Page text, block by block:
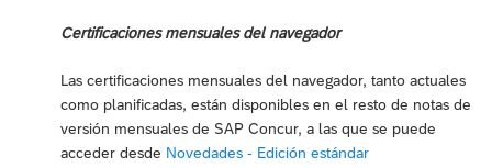
Certificaciones mensuales del navegador
Las certificaciones mensuales del navegador, tanto actuales
como planificadas, están disponibles en el resto de notas de
versión mensuales de SAP Concur, a las que se puede
acceder desde Novedades - Edición estándar